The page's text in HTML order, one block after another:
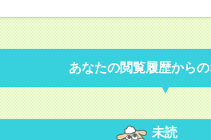
あなたの閲覧履歴から
未読